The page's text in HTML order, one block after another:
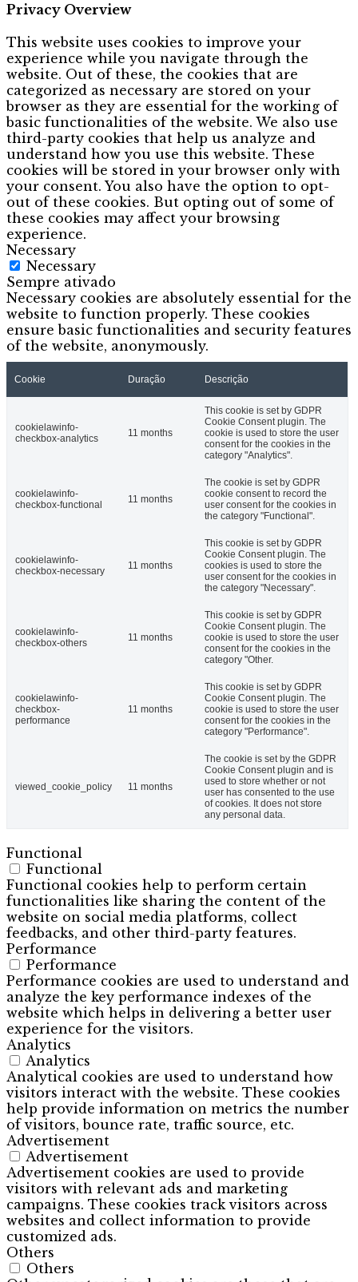
Privacy Overview
This website uses cookies to improve your
experience while you navigate through the
website. Out of these, the cookies that are
categorized as necessary are stored on your
browser as they are essential for the working of
basic functionalities of the website. We also use
third-party cookies that help us analyze and
understand how you use this website. These
cookies will be stored in your browser only with
your consent. You also have the option to opt-
out of these cookies. But opting out of some of
these cookies may affect your browsing
experience.
Necessary
Necessary
Sempre ativado
Necessary cookies are absolutely essential for the
website to function properly. These cookies
ensure basic functionalities and security features
of the website, anonymously.
Cookie Duração Descrição
cookielawinfo-
checkbox-analytics
11 months
This cookie is set by GDPR
Cookie Consent plugin. The
cookie is used to store the user
consent for the cookies in the
category "Analytics".
cookielawinfo-
checkbox-functional
11 months
The cookie is set by GDPR
cookie consent to record the
user consent for the cookies in
the category "Functional".
cookielawinfo-
checkbox-necessary
11 months
This cookie is set by GDPR
Cookie Consent plugin. The
cookies is used to store the
user consent for the cookies in
the category "Necessary".
cookielawinfo-
checkbox-others
11 months
This cookie is set by GDPR
Cookie Consent plugin. The
cookie is used to store the user
consent for the cookies in the
category "Other.
cookielawinfo-
checkbox-
performance
11 months
This cookie is set by GDPR
Cookie Consent plugin. The
cookie is used to store the user
consent for the cookies in the
category "Performance".
viewed_cookie_policy 11 months
The cookie is set by the GDPR
Cookie Consent plugin and is
used to store whether or not
user has consented to the use
of cookies. It does not store
any personal data.
Functional
Functional
Functional cookies help to perform certain
functionalities like sharing the content of the
website on social media platforms, collect
feedbacks, and other third-party features.
Performance
Performance
Performance cookies are used to understand and
analyze the key performance indexes of the
website which helps in delivering a better user
experience for the visitors.
Analytics
Analytics
Analytical cookies are used to understand how
visitors interact with the website. These cookies
help provide information on metrics the number
of visitors, bounce rate, traffic source, etc.
Advertisement
Advertisement
Advertisement cookies are used to provide
visitors with relevant ads and marketing
campaigns. These cookies track visitors across
websites and collect information to provide
customized ads.
Others
Others